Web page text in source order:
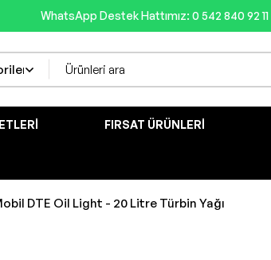
WhatsApp Destek Hattımız: 0 542 840 92 11
FIRSAT ÜRÜNLERI
DTE Oil Light - 20 Litre Türbin Yağı